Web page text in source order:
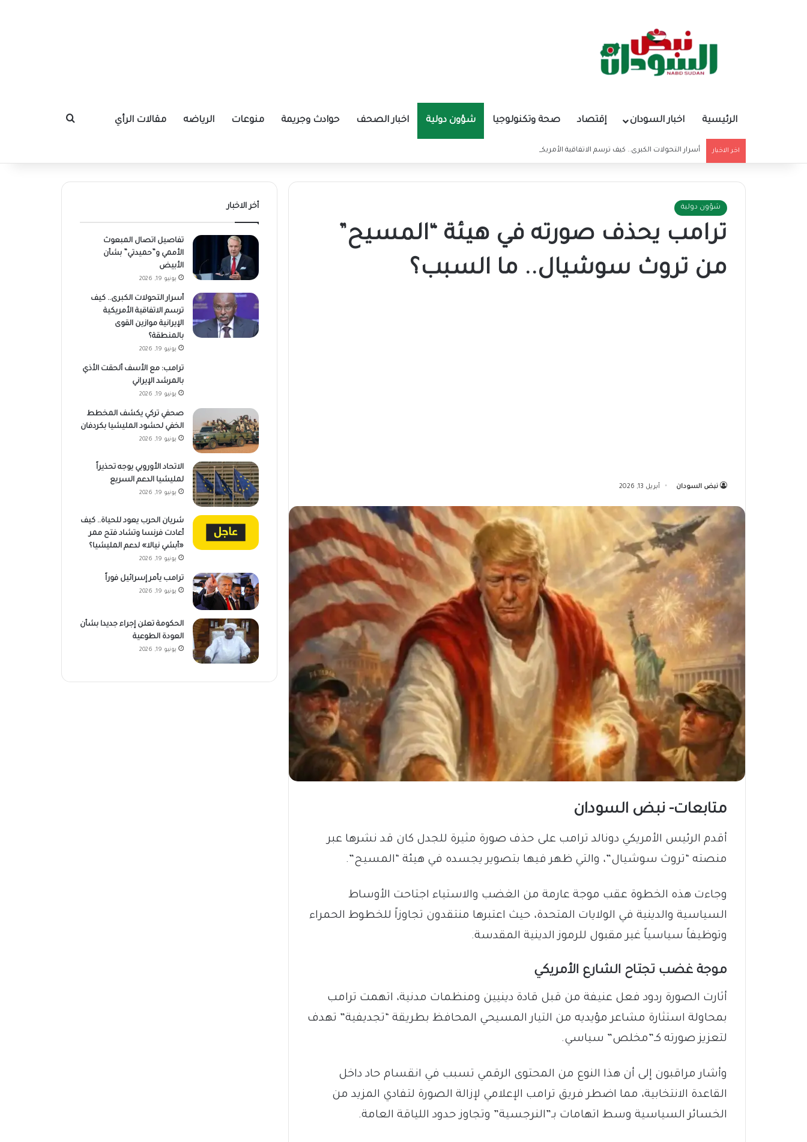
الرئيسية اخبار السودان إقتصاد صحة وتكنولوجيا شؤون دولية اخبار الصحف حوادث وجريمة منوعات الرياضه مقالات الرأي بحث عن
اخر الاخبار أسرار التحولات الكبرى.. كيف ترسم الاتفاقية الأمريكية الإيرانية موازين القوى بالمنطقة؟
شؤون دولية
ترامب يحذف صورته في هيئة “المسيح”
من تروث سوشيال.. ما السبب؟
نبض السودان أبريل 13, 2026
متابعات- نبض السودان
​أقدم الرئيس الأمريكي دونالد ترامب على حذف صورة مثيرة للجدل كان قد نشرها عبر
منصته “تروث سوشيال”، والتي ظهر فيها بتصوير يجسده في هيئة “المسيح”.
وجاءت هذه الخطوة عقب موجة عارمة من الغضب والاستياء اجتاحت الأوساط
السياسية والدينية في الولايات المتحدة، حيث اعتبرها منتقدون تجاوزاً للخطوط الحمراء
وتوظيفاً سياسياً غير مقبول للرموز الدينية المقدسة.
​موجة غضب تجتاح الشارع الأمريكي
​أثارت الصورة ردود فعل عنيفة من قبل قادة دينيين ومنظمات مدنية، اتهمت ترامب
بمحاولة استثارة مشاعر مؤيديه من التيار المسيحي المحافظ بطريقة “تجديفية” تهدف
لتعزيز صورته كـ”مخلص” سياسي.
وأشار مراقبون إلى أن هذا النوع من المحتوى الرقمي تسبب في انقسام حاد داخل
القاعدة الانتخابية، مما اضطر فريق ترامب الإعلامي لإزالة الصورة لتفادي المزيد من
الخسائر السياسية وسط اتهامات بـ”النرجسية” وتجاوز حدود اللياقة العامة.
أخر الاخبار
تفاصيل اتصال المبعوث
الأممي و”حميدتي” بشأن
الأبيض
يونيو 19, 2026
أسرار التحولات الكبرى.. كيف
ترسم الاتفاقية الأمريكية
الإيرانية موازين القوى
بالمنطقة؟
يونيو 19, 2026
ترامب: مع الأسف ألحقت الأذي
بالمرشد الإيراني
يونيو 19, 2026
صحفي تركي يكشف المخطط
الخفي لحشود المليشيا بكردفان
يونيو 19, 2026
الاتحاد الأوروبي يوجه تحذيراً
لمليشيا الدعم السريع
يونيو 19, 2026
شريان الحرب يعود للحياة.. كيف
أعادت فرنسا وتشاد فتح ممر
«أبشي نيالا» لدعم المليشيا؟
يونيو 19, 2026
ترامب يأمر إسرائيل فوراً
يونيو 19, 2026
الحكومة تعلن إجراء جديدا بشأن
العودة الطوعية
يونيو 19, 2026